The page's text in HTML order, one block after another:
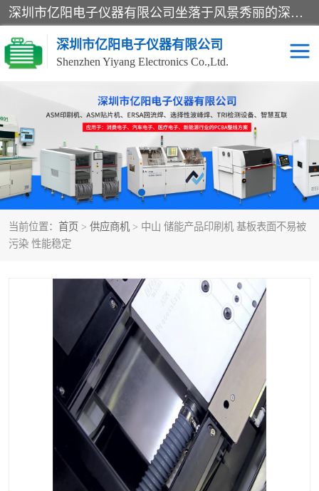
深圳市亿阳电子仪器有限公司坐落于风景秀丽的深圳市光明区，集SMT设备销售务为一体，努力为客户提供电子装配解决方案。与行业**SMT设备厂商：ASM（印刷机，锡膏检查机，贴片机），德国ERSA（爱莎）建立了稳固的代理合作关系，销售的设备一直保持**电子装配行业未来发展方向，能够满足客户各种繁杂产品的生产应用。
深圳市亿阳电子仪器有限公司
Shenzhen Yiyang Electronics Co.,Ltd.
当前位置： 首页 > 供应商机 > 中山 储能产品印刷机 基板表面不易被
污染 性能稳定
SX全自动高速贴片机 E系列中速贴片机
NeoHorizon全自动锡膏印
刷机
选择性波峰焊
VERSAFLOW-335
回流焊HOTFLOW 3/20e 波峰焊
BGA返修台HR600/2 自动光学检测TR7700QE
TR5001
自动光学检测TR7710 XS全自动高速贴片机
TX 全自动高速贴片机